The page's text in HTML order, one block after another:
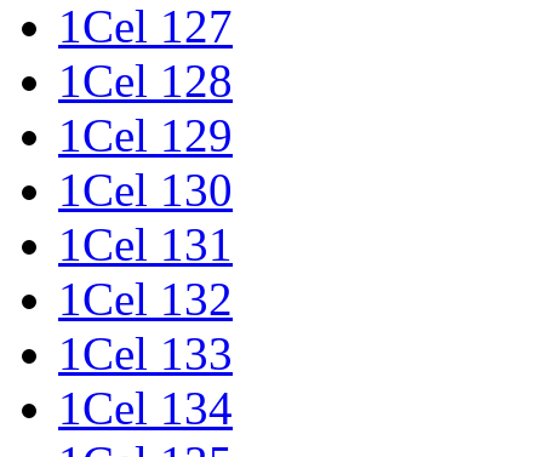
1Cel 127
1Cel 128
1Cel 129
1Cel 130
1Cel 131
1Cel 132
1Cel 133
1Cel 134